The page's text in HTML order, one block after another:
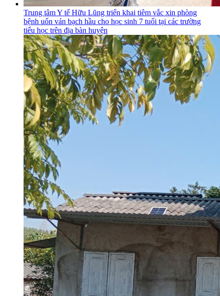
Trung tâm Y tế Hữu Lũng triển khai tiêm vắc xin phòng
bệnh uốn ván bạch hầu cho học sinh 7 tuổi tại các trường
tiểu học trên địa bàn huyện